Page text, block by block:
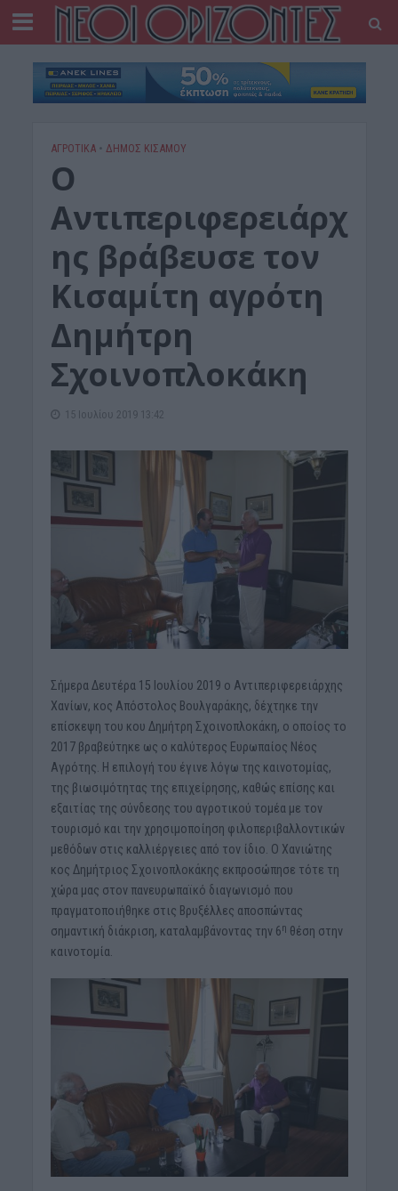
ΑΓΡΟΤΙΚΑ • ΔΉΜΟΣ ΚΙΣΆΜΟΥ
O
Aντιπεριφερειάρχ
ης βράβευσε τον
Κισαμίτη αγρότη
Δημήτρη
Σχοινοπλοκάκη
15 Ιουλίου 2019 13:42
Σήμερα Δευτέρα 15 Ιουλίου 2019 ο Αντιπεριφερειάρχης
Χανίων, κος Απόστολος Βουλγαράκης, δέχτηκε την
επίσκεψη του κου Δημήτρη Σχοινοπλοκάκη, ο οποίος το
2017 βραβεύτηκε ως ο καλύτερος Ευρωπαίος Νέος
Αγρότης. Η επιλογή του έγινε λόγω της καινοτομίας,
της βιωσιμότητας της επιχείρησης, καθώς επίσης και
εξαιτίας της σύνδεσης του αγροτικού τομέα με τον
τουρισμό και την χρησιμοποίηση φιλοπεριβαλλοντικών
μεθόδων στις καλλιέργειες από τον ίδιο. Ο Χανιώτης
κος Δημήτριος Σχοινοπλοκάκης εκπροσώπησε τότε τη
χώρα μας στον πανευρωπαϊκό διαγωνισμό που
πραγματοποιήθηκε στις Βρυξέλλες αποσπώντας
σημαντική διάκριση, καταλαμβάνοντας την 6η θέση στην
καινοτομία.